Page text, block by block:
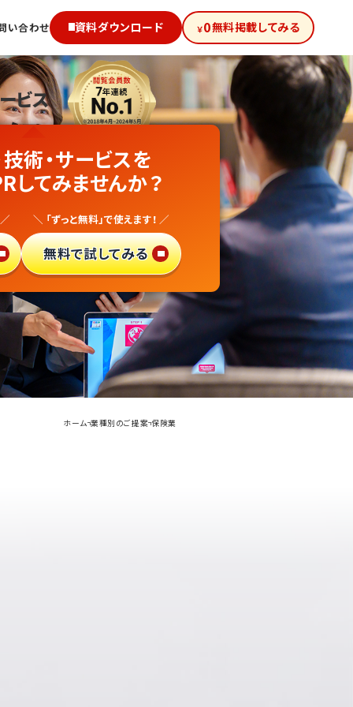
い合わせ 資料ダウンロード ￥0無料掲載してみる
ビス
!
イトで
術・サービスを
してみませんか？
＼ 「ずっと無料」で使えます！ ／
無料で試してみる
ホーム 業種別のご提案 保険業